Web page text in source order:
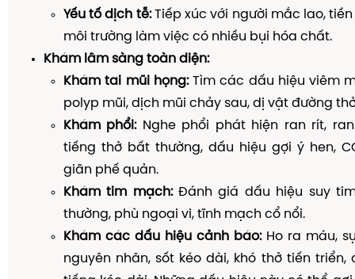
Yếu tố dịch tễ:Tiếp xúc với người mắc lao,
môi trường làm việc có nhiều bụi hóa chất.
Khám lâm sàng toàn diện:
Khám tai mũi họng:Tìm các dấu hiệu viêm
polyp mũi, dịch mũi chảy sau, dị vật đường
Khám phổi:Nghe phổi phát hiện ran rít,
tiếng thở bất thường, dấu hiệu gợi ý hen,
giãn phế quản.
Khám tim mạch:Đánh giá dấu hiệu suy
thường, phù ngoại vi, tĩnh mạch cổ nổi.
Khám các dấu hiệu cảnh báo:Ho ra máu,
nguyên nhân, sốt kéo dài, khó thở tiến triển,